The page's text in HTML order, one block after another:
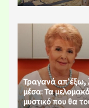
Τραγανά απ’έξω,
μέσα: Τα
μυστικό που θα